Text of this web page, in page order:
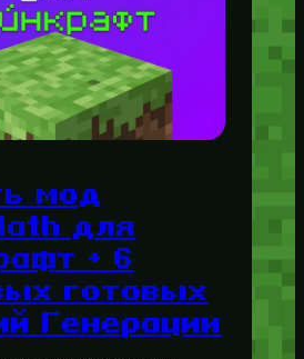
мод
для
+ 6
готовых
Генерации